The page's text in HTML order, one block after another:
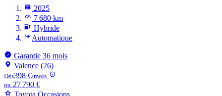
2025
7 680 km
Hybride
Automatique
Garantie 36 mois
Valence (26)
Dès398 €/mois
ou 27 790 €
Toyota Occasions